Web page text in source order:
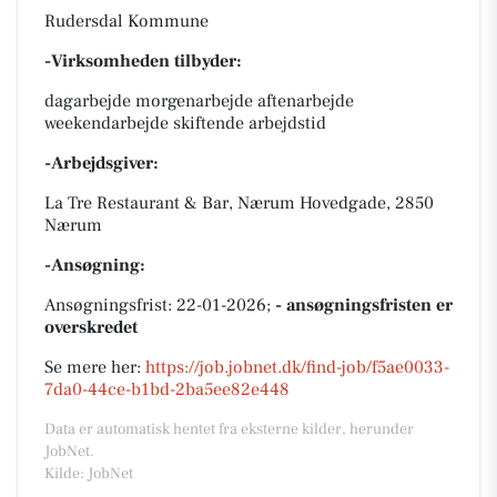
Rudersdal Kommune
-Virksomheden tilbyder:
dagarbejde morgenarbejde aftenarbejde
weekendarbejde skiftende arbejdstid
-Arbejdsgiver:
La Tre Restaurant & Bar, Nærum Hovedgade, 2850
Nærum
-Ansøgning:
Ansøgningsfrist: 22-01-2026; - ansøgningsfristen er
overskredet
Se mere her: https://job.jobnet.dk/find-job/f5ae0033-
7da0-44ce-b1bd-2ba5ee82e448
Data er automatisk hentet fra eksterne kilder, herunder
JobNet.
Kilde: JobNet